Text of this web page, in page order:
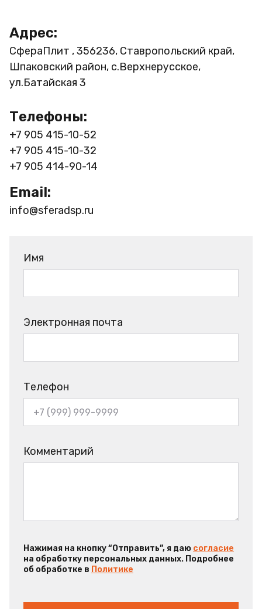
Адрес:
СфераПлит , 356236, Ставропольский край,
Шпаковский район, с.Верхнерусское,
ул.Батайская 3
Телефоны:
+7 905 415-10-52
+7 905 415-10-32
+7 905 414-90-14
Email:
info@sferadsp.ru
Имя
Электронная почта
Телефон
Комментарий
Нажимая на кнопку “Отправить”, я даю согласие
на обработку персональных данных. Подробнее
об обработке в Политике